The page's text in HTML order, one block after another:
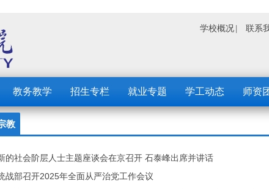
学校概况 联系
教务教学 招生专栏 就业专题 学工动态 师资
教
的社会阶层人士主题座谈会在京召开 石泰峰出席并讲话
战部召开2025年全面从严治党工作会议